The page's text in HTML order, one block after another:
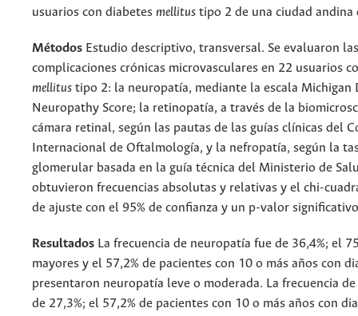
usuarios con diabetes mellitus tipo 2 de una ciudad andina
Métodos Estudio descriptivo, transversal. Se evaluaron las
complicaciones crónicas microvasculares en 22 usuarios
mellitus tipo 2: la neuropatía, mediante la escala Michigan
Neuropathy Score; la retinopatía, a través de la
cámara retinal, según las pautas de las guías clínicas del
Internacional de Oftalmología, y la nefropatía, según la
glomerular basada en la guía técnica del Ministerio de
obtuvieron frecuencias absolutas y relativas y el chi-
de ajuste con el 95% de confianza y un p-valor
Resultados La frecuencia de neuropatía fue de 36,4%; el
mayores y el 57,2% de pacientes con 10 o más años con
presentaron neuropatía leve o moderada. La frecuencia
de 27,3%; el 57,2% de pacientes con 10 o más años con